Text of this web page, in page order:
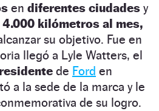
en diferentes ciudades y
4.000 kilómetros al mes,
su objetivo. Fue en
llegó a Lyle Watters, el
de Ford en
a la sede de la marca y le
de su logro.